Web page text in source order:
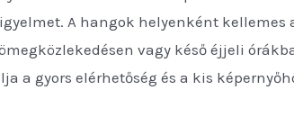
A hangok helyenként kellemes
vagy késő éjjeli
a gyors elérhetőség és a kis